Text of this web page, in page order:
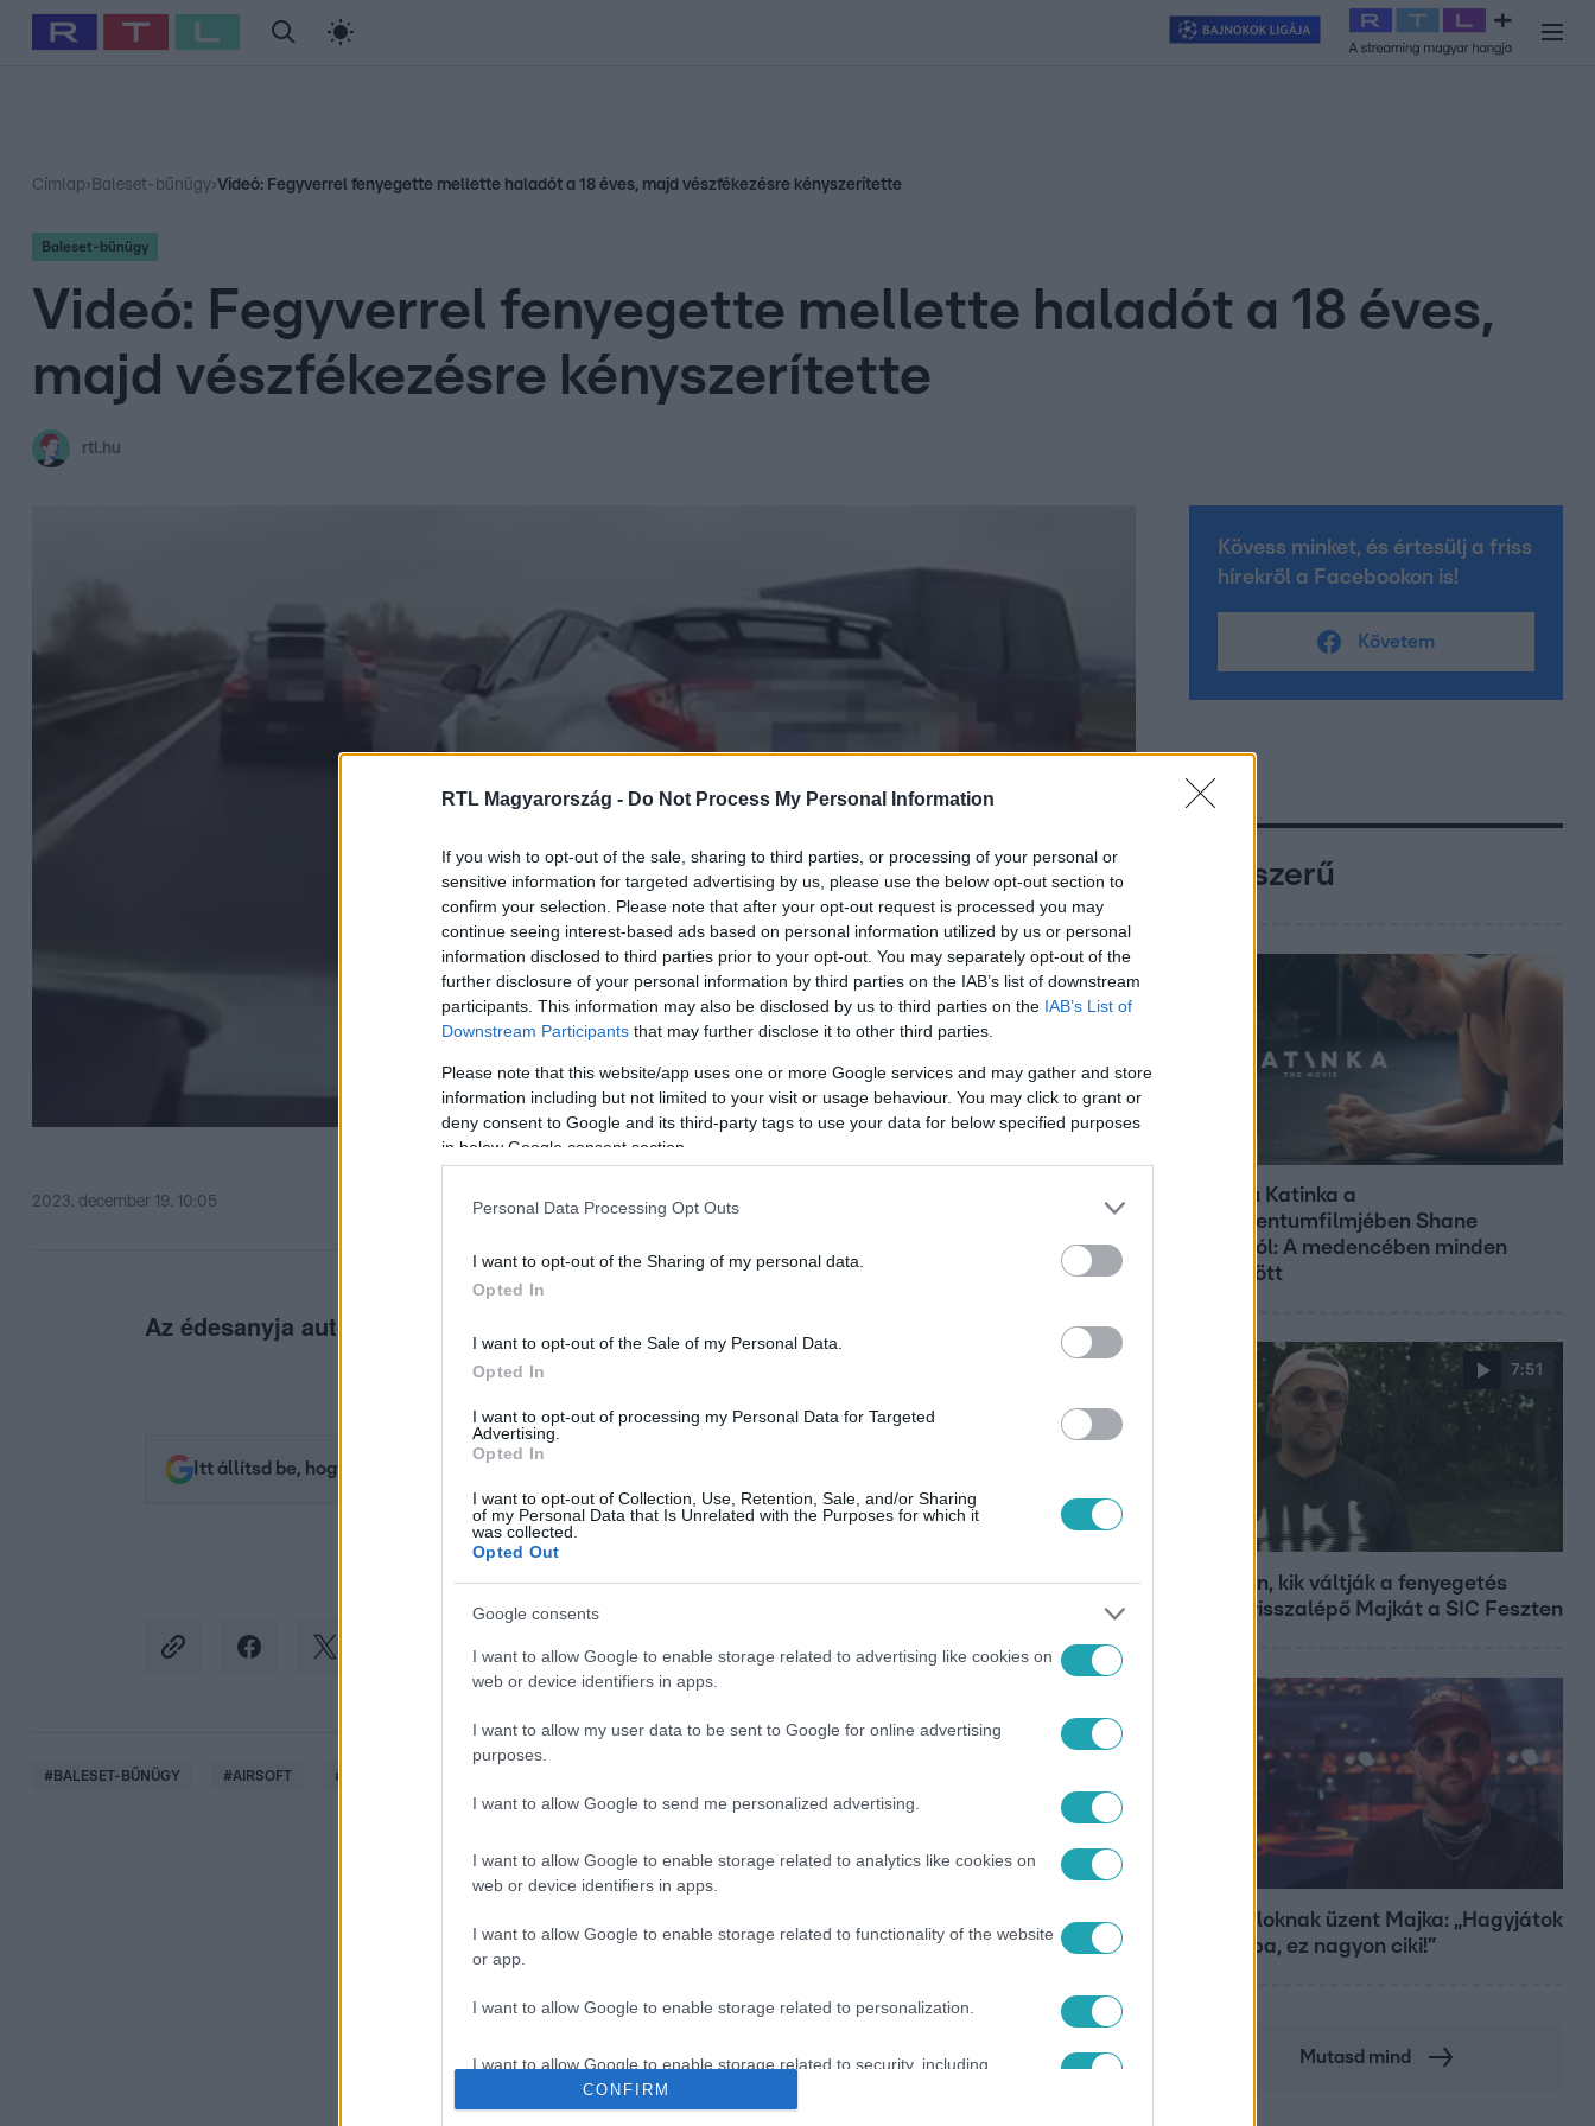
RTL Magyarország - Do Not Process My Personal Information
If you wish to opt-out of the sale, sharing to third parties, or processing of your personal or
sensitive information for targeted advertising by us, please use the below opt-out section to
confirm your selection. Please note that after your opt-out request is processed you may
continue seeing interest-based ads based on personal information utilized by us or personal
information disclosed to third parties prior to your opt-out. You may separately opt-out of the
further disclosure of your personal information by third parties on the IAB’s list of downstream
participants. This information may also be disclosed by us to third parties on the IAB’s List of
Downstream Participants that may further disclose it to other third parties.
Please note that this website/app uses one or more Google services and may gather and store
information including but not limited to your visit or usage behaviour. You may click to grant or
deny consent to Google and its third-party tags to use your data for below specified purposes
in below Google consent section.
Personal Data Processing Opt Outs
I want to opt-out of the Sharing of my personal data.
Opted In
I want to opt-out of the Sale of my Personal Data.
Opted In
I want to opt-out of processing my Personal Data for Targeted
Advertising.
Opted In
I want to opt-out of Collection, Use, Retention, Sale, and/or Sharing
of my Personal Data that Is Unrelated with the Purposes for which it
was collected.
Opted Out
Google consents
I want to allow Google to enable storage related to advertising like cookies on
web or device identifiers in apps.
I want to allow my user data to be sent to Google for online advertising
purposes.
I want to allow Google to send me personalized advertising.
I want to allow Google to enable storage related to analytics like cookies on
web or device identifiers in apps.
I want to allow Google to enable storage related to functionality of the website
or app.
I want to allow Google to enable storage related to personalization.
I want to allow Google to enable storage related to security, including
authentication functionality and fraud prevention, and other user protection.
CONFIRM
Babits Marcella Szellő István Most Wanted Exek csatája 2026 Celeb vagyok, ments ki innen
Címlap› Baleset-bűnügy›Videó: Fegyverrel fenyegette mellette haladót a 18 éves, majd vészfékezésre kényszerítette
Baleset-bűnügy
Videó: Fegyverrel fenyegette mellette haladót a 18 éves,
majd vészfékezésre kényszerítette
rtl.hu
2023. december 19. 10:05
Az édesanyja autójával gengszterkedett.
Itt állítsd be, hogy az RTL.hu az elsők között legyen a Google-találatokban!
#BALESET-BŰNÜGY #AIRSOFT #
Kövess minket, és értesülj a friss
hírekről a Facebookon is!
Követem
Népszerű
Hosszú Katinka a
dokumentumfilmjében Shane
Tusupról: A medencében minden
működött
7:51
Megvan, kik váltják a fenyegetés
miatt visszalépő Majkát a SIC Feszten
A fiataloknak üzent Majka: „Hagyjátok
ezt abba, ez nagyon ciki!”
Mutasd mind